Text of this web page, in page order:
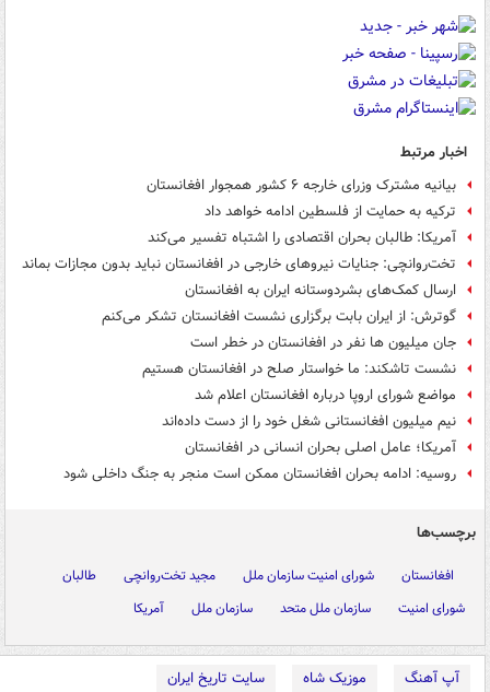
اخبار مرتبط
بیانیه مشترک وزرای خارجه ۶ کشور همجوار افغانستان
ترکیه به حمایت از فلسطین ادامه خواهد داد
آمریکا: طالبان بحران اقتصادی را اشتباه تفسیر می‌کند
تخت‌روانچی: جنایات نیروهای خارجی در افغانستان نباید بدون مجازات بماند
ارسال کمک‌های بشردوستانه ایران به افغانستان
گوترش: از ایران بابت برگزاری نشست افغانستان تشکر می‌کنم
جان میلیون ها نفر در افغانستان در خطر است
نشست تاشکند: ما خواستار صلح در افغانستان هستیم
مواضع شورای اروپا درباره افغانستان اعلام شد
نیم میلیون افغانستانی شغل خود را از دست داده‌اند
آمریکا؛ عامل اصلی بحران انسانی در افغانستان
روسیه: ادامه بحران افغانستان ممکن است منجر به جنگ داخلی شود
برچسب‌ها
افغانستان شورای امنیت سازمان ملل مجید تخت‌روانچی
طالبان
شورای امنیت
سازمان ملل متحد سازمان ملل آمریکا
آپ آهنگ موزیک شاه
سایت تاریخ ایران